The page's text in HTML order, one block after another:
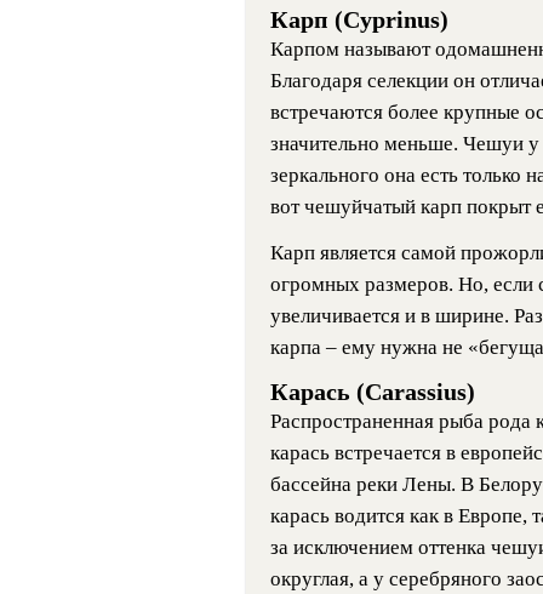
Карп (Cyprinus)
Карпом называют
Благодаря селекции он
встречаются более крупные
значительно меньше. Чешуи
зеркального она есть только
вот чешуйчатый карп покрыт
Карп является самой
огромных размеров. Но, если
увеличивается и в ширине.
карпа – ему нужна не
Карась (Carassius)
Распространенная рыба
карась встречается в
бассейна реки Лены. В
карась водится как в
за исключением оттенка
округлая, а у серебряного